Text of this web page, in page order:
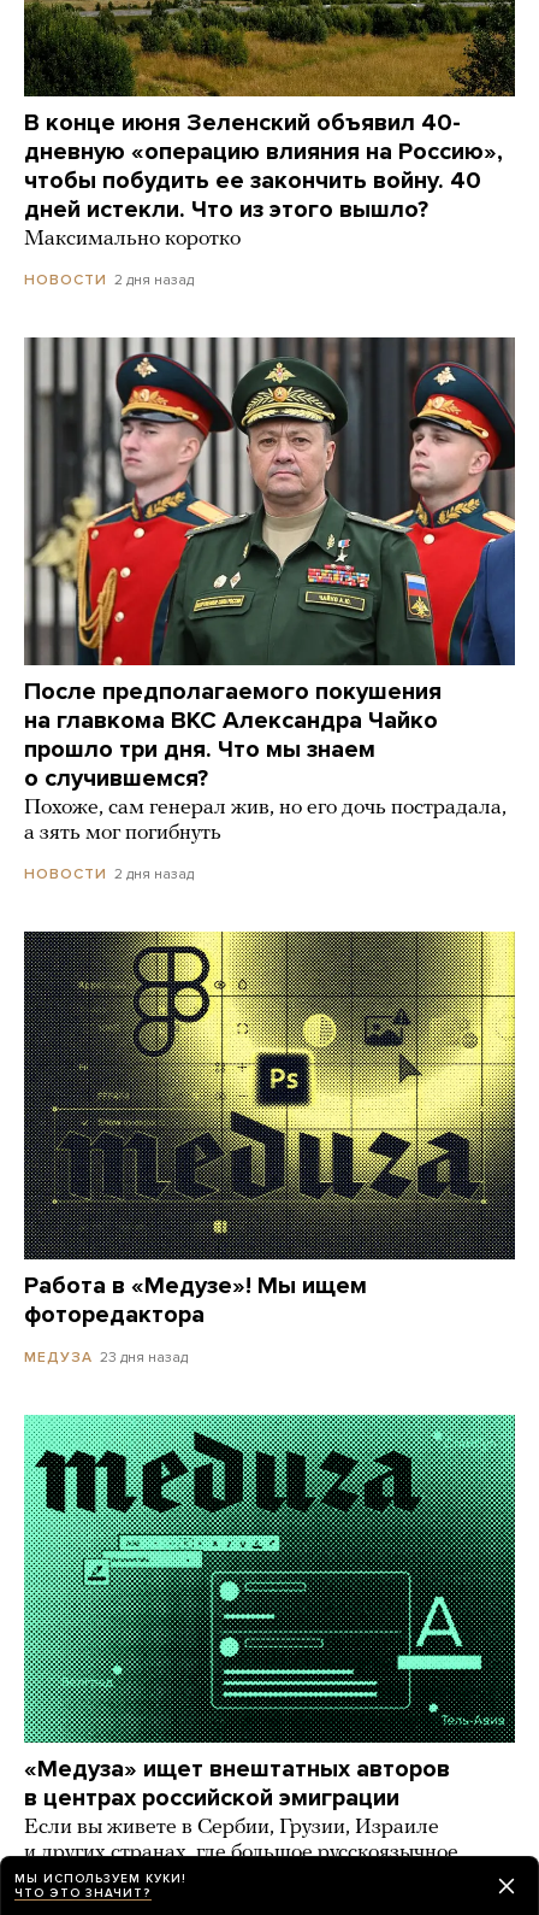
В конце июня Зеленский объявил 40-
дневную «операцию влияния на Россию»,
чтобы побудить ее закончить войну. 40
дней истекли. Что из этого вышло?
Максимально коротко
НОВОСТИ 2 дня назад
После предполагаемого покушения
на главкома ВКС Александра Чайко
прошло три дня. Что мы знаем
о случившемся?
Похоже, сам генерал жив, но его дочь пострадала,
а зять мог погибнуть
НОВОСТИ 2 дня назад
Работа в «Медузе»! Мы ищем
фоторедактора
МЕДУЗА 23 дня назад
«Медуза» ищет внештатных авторов
в центрах российской эмиграции
Если вы живете в Сербии, Грузии, Израиле
и других странах, где большое русскоязычное
комьюнити, — напишите нам!
МЫ ИСПОЛЬЗУЕМ КУКИ!
ЧТО ЭТО ЗНАЧИТ?